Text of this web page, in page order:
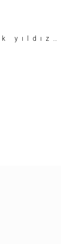
yıldız…